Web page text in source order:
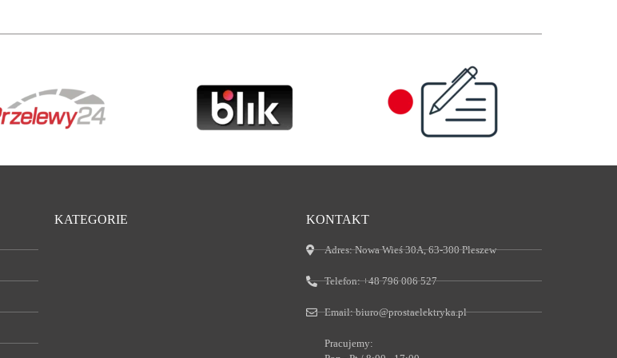
KATEGORIE KONTAKT
Adres:Nowa Wieś 30A, 63-300 Pleszew
Telefon:+48 796 006 527
Email:biuro@prostaelektryka.pl
Pracujemy: